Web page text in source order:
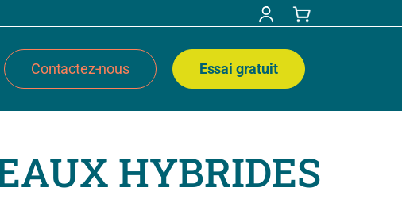
Contactez-nous Essai gratuit
HYBRIDES